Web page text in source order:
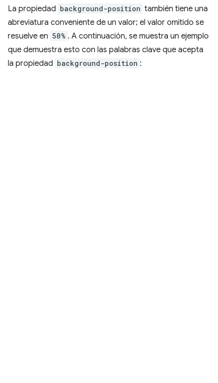
La propiedad background-position también tiene una
abreviatura conveniente de un valor; el valor omitido se
resuelve en 50% . A continuación, se muestra un ejemplo
que demuestra esto con las palabras clave que acepta
la propiedad background-position :